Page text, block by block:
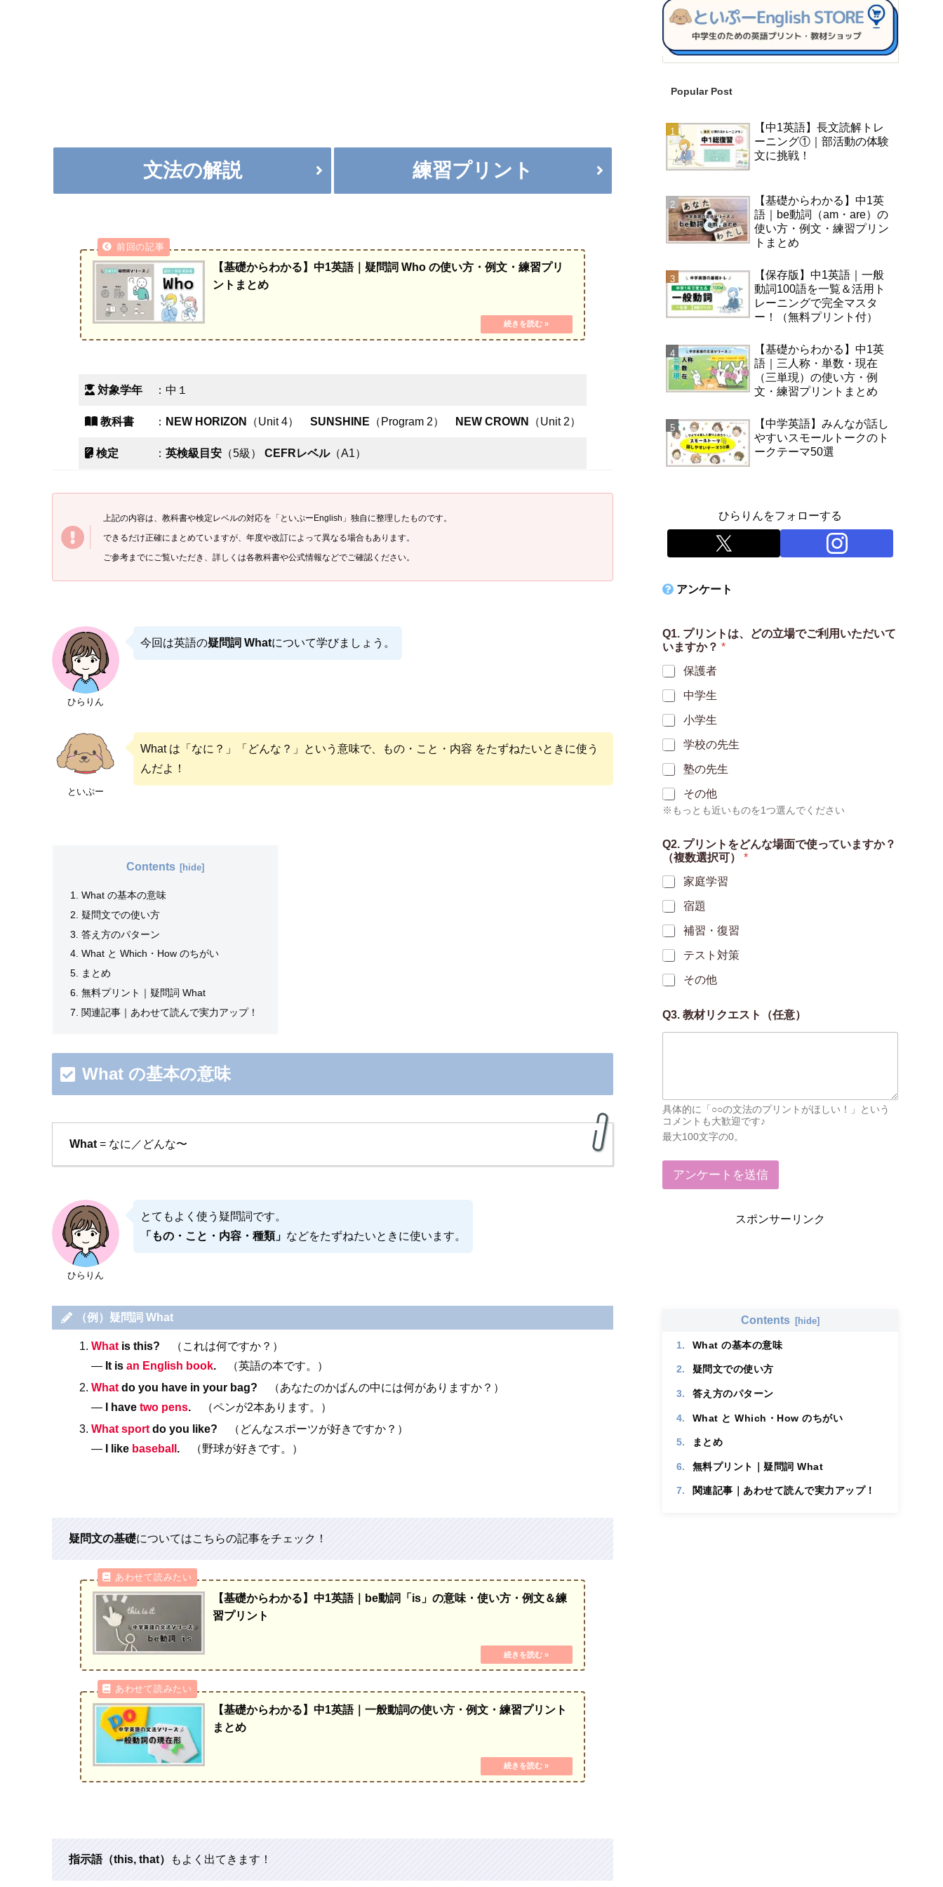
文法の解説 練習プリント
【基礎からわかる】中1英語｜疑問詞 Who の使い方・例文・練習プリ
ントまとめ
対象学年 ：中１
教科書 ： NEW HORIZON （Unit 4） SUNSHINE （Program 2） NEW CROWN （Unit 2）
検定 ： 英検級目安（5級） CEFRレベル（A1）
上記の内容は、教科書や検定レベルの対応を「といぷーEnglish」独自に整理したものです。
できるだけ正確にまとめていますが、年度や改訂によって異なる場合もあります。
ご参考までにご覧いただき、詳しくは各教科書や公式情報などでご確認ください。
ひらりん
今回は英語の疑問詞 Whatについて学びましょう。
といぷー
What は「なに？」「どんな？」という意味で、
もの・こと・内容 をたずねたいときに使う
んだよ！
Contents
What の基本の意味
疑問文での使い方
答え方のパターン
What と Which・How のちがい
まとめ
無料プリント｜疑問詞 What
関連記事｜あわせて読んで実力アップ！
What の基本の意味
What = なに／どんな〜
ひらりん
とてもよく使う疑問詞です。
「もの・こと・内容・種類」 などをたずねたいときに使います。
（例）疑問詞 What
Whatis this? （これは何ですか？）
― It is an English book.（英語の本です。）
Whatdo you have in your bag? （あなたのかばんの中には何がありますか？）
―
I have two pens.（ペンが2本あります。）
What sportdo you like? （どんなスポーツが好きですか？）
―
I like baseball .（野球が好きです。）
疑問文の基礎についてはこちらの記事をチェック！
【基礎からわかる】中1英語｜be動詞「is」の意味・使い方・例文＆練
習プリント
【基礎からわかる】中1英語｜一般動詞の使い方・例文・練習プリント
まとめ
指示語（this, that） もよく出てきます！
Popular Post
【中1英語】長文読解トレ
ーニング①｜部活動の体験
文に挑戦！
【基礎からわかる】中1英
語｜be動詞（am・are）の
使い方・例文・練習プリン
トまとめ
【保存版】中1英語｜一般
動詞100語を一覧＆活用ト
レーニングで完全マスタ
ー！（無料プリント付）
【基礎からわかる】中1英
語｜三人称・単数・現在
（三単現）の使い方・例
文・練習プリントまとめ
【中学英語】みんなが話し
やすいスモールトークのト
ークテーマ50選
ひらりんをフォローする
アンケート
Q1. プリントは、どの立場でご利用いただいて
いますか？ *
保護者
中学生
小学生
学校の先生
塾の先生
その他
※もっとも近いものを1つ選んでください
リ
ン
ト
は
、
ど
の
立
場
い
た
ま
す
か
？
Q2. プリントをどんな場面で使っていますか？
（複数選択可） *
家庭学習
宿題
補習・復習
テスト対策
その他
Q3. 教材リクエスト（任意）
具体的に「○○の文法のプリントがほしい！」という
コメントも大歓迎です♪
最大100文字の0。
アンケートを送信
スポンサーリンク
Contents
What の基本の意味
疑問文での使い方
答え方のパターン
What と Which・How のちがい
まとめ
無料プリント｜疑問詞 What
関連記事｜あわせて読んで実力アップ！